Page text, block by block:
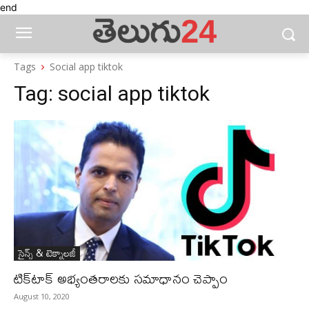
end
Tags Social app tiktok
Tag: social app tiktok
సైన్స్‌ & టెక్నాలజీ
టిక్‌టాక్‌ అభ్యంతరాలకు సమాధానం చెప్పాం
August 10, 2020